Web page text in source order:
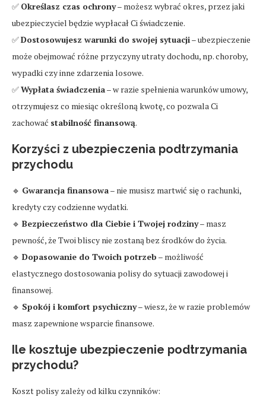
✅ Określasz czas ochrony– możesz wybrać okres, przez jaki
ubezpieczyciel będzie wypłacał Ci świadczenie.
✅Dostosowujesz warunki do swojej sytuacji– ubezpieczenie
może obejmować różne przyczyny utraty dochodu, np. choroby,
wypadki czy inne zdarzenia losowe.
✅Wypłata świadczenia– w razie spełnienia warunków umowy,
otrzymujesz co miesiąc określoną kwotę, co pozwala Ci
zachować stabilność finansową.
Korzyści z ubezpieczenia podtrzymania
przychodu
🔹 Gwarancja finansowa– nie musisz martwić się o rachunki,
kredyty czy codzienne wydatki.
🔹 Bezpieczeństwo dla Ciebie i Twojej rodziny– masz
pewność, że Twoi bliscy nie zostaną bez środków do życia.
🔹 Dopasowanie do Twoich potrzeb – możliwość
elastycznego dostosowania polisy do sytuacji zawodowej i
finansowej.
🔹 Spokój i komfort psychiczny– wiesz, że w razie problemów
masz zapewnione wsparcie finansowe.
Ile kosztuje ubezpieczenie podtrzymania
przychodu?
Koszt polisy zależy od kilku czynników: